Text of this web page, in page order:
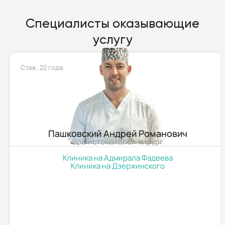
Специалисты оказывающие
услугу
Стаж: 22 года
Пашковский Андрей Романович
Врач-стоматолог-хирург
Клиника на Адмирала Фадеева
Клиника на Дзержинского